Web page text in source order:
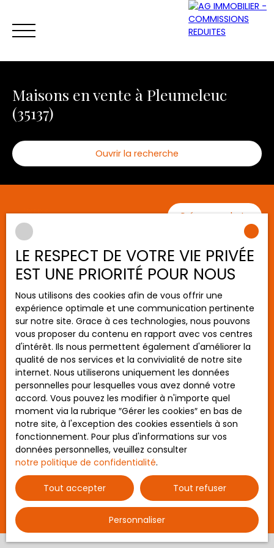
ACCUEIL ACHETER VENDRE LOUER
Maisons en vente à Pleumeleuc
(35137)
Ouvrir la recherche
Vente
Maison
Type de bien
Localisation
Budget max (€)
Surface min (m²)
Rechercher
Pertinence Créer une alerte
348 000€
PLEUMELEUC - Maison Type 6 pièces - 141
m2 - Hangar fermé de 130 m² - Terrain de
plus de 2 000 m²
t10472 6pièces 141m²
Pleumeleuc 35137
AG IMMOBILIER COMMISSIONS REDUITES Pacé :
(ACHAT/VENTE) Sur la commune de Pleumeleuc,
proche école et à 5 minutes des commerces!
Superbe emplacement pour cette maison
traditionnelle bien entretenue! Elle dispose de 141
LE RESPECT DE VOTRE VIE PRIVÉE
EST UNE PRIORITÉ POUR NOUS
Nous utilisons des cookies afin de vous offrir une
expérience optimale et une communication pertinente
sur notre site. Grace à ces technologies, nous pouvons
vous proposer du contenu en rapport avec vos centres
d'intérêt. Ils nous permettent également d'améliorer la
qualité de nos services et la convivialité de notre site
internet. Nous utiliserons uniquement les données
personnelles pour lesquelles vous avez donné votre
accord. Vous pouvez les modifier à n'importe quel
moment via la rubrique ″Gérer les cookies″ en bas de
notre site, à l'exception des cookies essentiels à son
fonctionnement. Pour plus d'informations sur vos
données personnelles, veuillez consulter
notre politique de confidentialité.
Tout accepter Tout refuser
Personnaliser